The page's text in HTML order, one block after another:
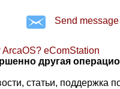
Send message
ArcaOS? eComStation
другая
статьи, поддержка